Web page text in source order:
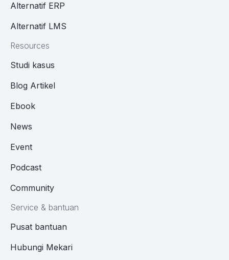
Alternatif ERP
Alternatif LMS
Resources
Studi kasus
Blog Artikel
Ebook
News
Event
Podcast
Community
Service & bantuan
Pusat bantuan
Hubungi Mekari